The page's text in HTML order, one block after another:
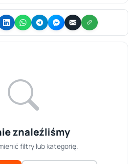
znaleźliśmy
filtry lub kategorię.